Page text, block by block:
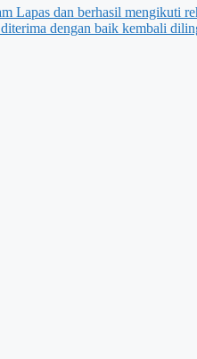
Lapas dan berhasil mengikuti
dengan baik kembali